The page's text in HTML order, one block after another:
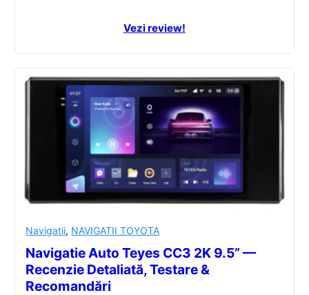
Vezi review!
Navigatii, NAVIGATII TOYOTA
Navigatie Auto Teyes CC3 2K 9.5” —
Recenzie Detaliată, Testare &
Recomandări